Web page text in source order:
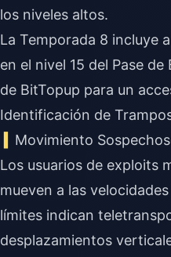
los niveles altos.
La Temporada 8 incluye
en el nivel 15 del Pase de
de BitTopup para un
Identificación de
Movimiento
Los usuarios de exploits
mueven a las
límites indican
desplazamientos